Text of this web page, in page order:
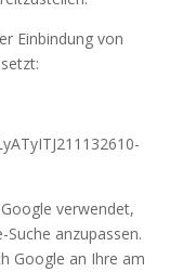
Einbindung von
verwendet,
anzupassen.
Google an Ihre am